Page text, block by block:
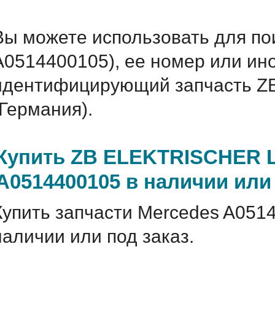
можете использовать для
ее номер или
запчасть
ZB ELEKTRISCHER
в наличии
запчасти Mercedes
или под заказ.